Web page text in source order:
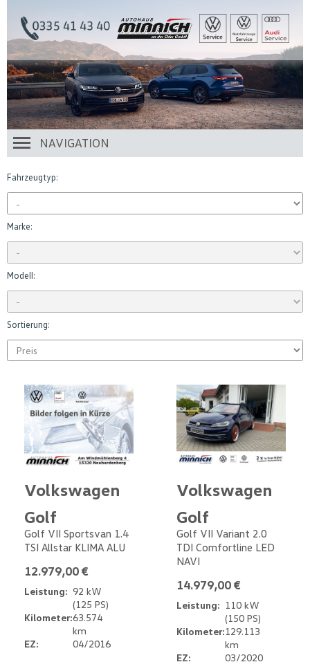
NAVIGATION
Fahrzeugtyp:
Marke:
Modell:
Sortierung:
Volkswagen
Golf
Golf VII Sportsvan 1.4
TSI Allstar KLIMA ALU
12.979,00 €
Leistung: 92 kW
(125 PS)
Kilometer:63.574
km
EZ:
04/2016
Volkswagen
Golf
Golf VII Variant 2.0
TDI Comfortline LED
NAVI
14.979,00 €
Leistung: 110 kW
(150 PS)
Kilometer:129.113
km
EZ:
03/2020